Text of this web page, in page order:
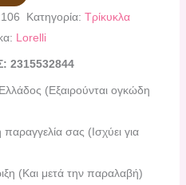
Κατηγορία: Τρίκυκλα
Lorelli
2315532844
(Εξαιρούνται ογκώδη
σας (Ισχύει για
(Και μετά την παραλαβή)